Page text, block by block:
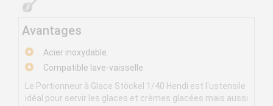
Avantages
Acier inoxydable.
Compatible lave-vaisselle.
Le Portionneur à Glace Stöckel 1/40 Hendi est l'ustensile
idéal pour servir les glaces et crèmes glacées mais aussi